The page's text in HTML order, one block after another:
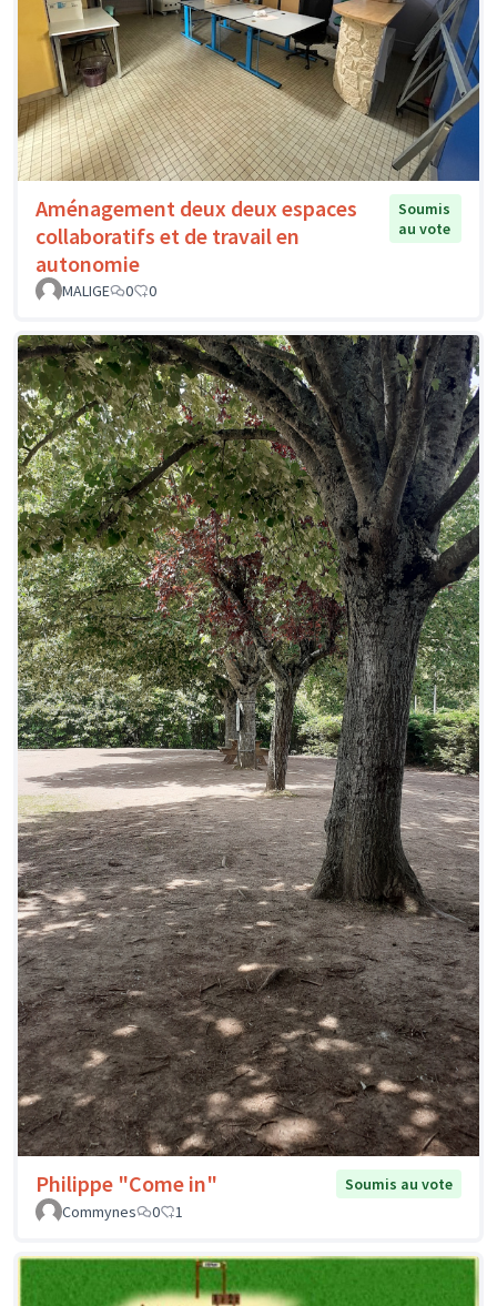
Aménagement deux deux espaces
collaboratifs et de travail en
autonomie
Soumis
au vote
MALIGE 0 0
Philippe "Come in"
Soumis au vote
Commynes
0 1